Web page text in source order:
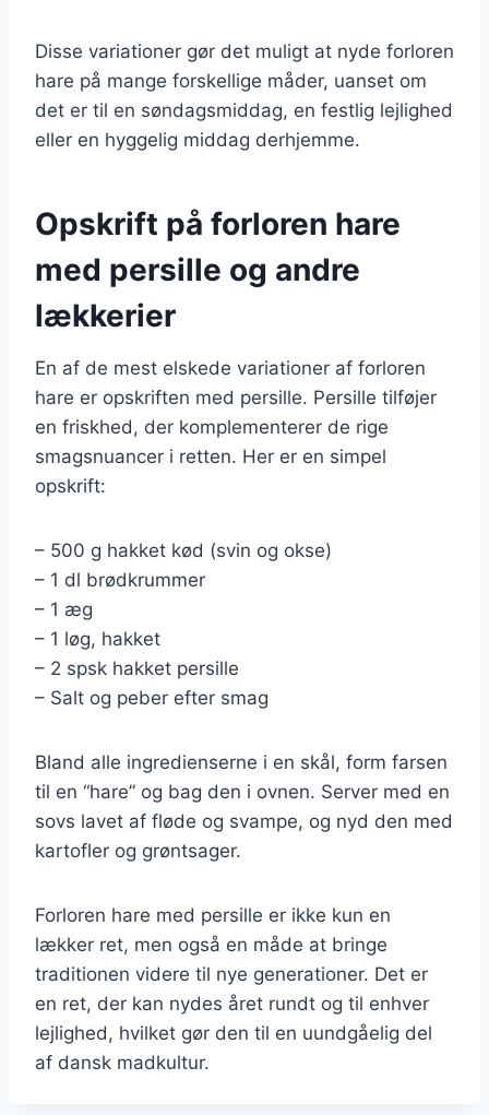
Disse variationer gør det muligt at nyde forloren
hare på mange forskellige måder, uanset om
det er til en søndagsmiddag, en festlig lejlighed
eller en hyggelig middag derhjemme.
Opskrift på forloren hare
med persille og andre
lækkerier
En af de mest elskede variationer af forloren
hare er opskriften med persille. Persille tilføjer
en friskhed, der komplementerer de rige
smagsnuancer i retten. Her er en simpel
opskrift:
– 500 g hakket kød (svin og okse)
– 1 dl brødkrummer
– 1 æg
– 1 løg, hakket
– 2 spsk hakket persille
– Salt og peber efter smag
Bland alle ingredienserne i en skål, form farsen
til en “hare” og bag den i ovnen. Server med en
sovs lavet af fløde og svampe, og nyd den med
kartofler og grøntsager.
Forloren hare med persille er ikke kun en
lækker ret, men også en måde at bringe
traditionen videre til nye generationer. Det er
en ret, der kan nydes året rundt og til enhver
lejlighed, hvilket gør den til en uundgåelig del
af dansk madkultur.